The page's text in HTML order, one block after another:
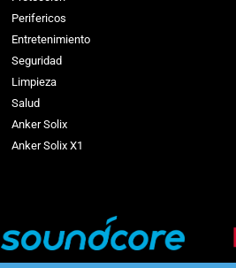
Perifericos
Entretenimiento
Seguridad
Limpieza
Salud
Anker Solix
Anker Solix X1